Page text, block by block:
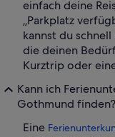
einfach deine
„Parkplatz
kannst du
die deinen
Kurztrip oder
Kann ich
Gothmund finden?
Eine